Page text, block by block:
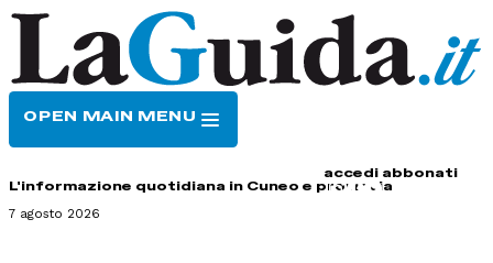
OPEN MAIN MENU
accedi abbonati
L'informazione quotidiana in Cuneo e provincia
7 agosto 2026